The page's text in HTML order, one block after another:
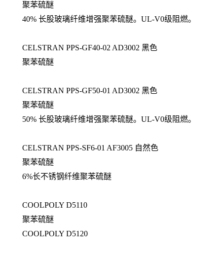
聚苯硫醚
40% 长股玻璃纤维增强聚苯硫醚。UL-V0级阻燃。
CELSTRAN PPS-GF40-02 AD3002 黑色
聚苯硫醚
CELSTRAN PPS-GF50-01 AD3002 黑色
聚苯硫醚
50% 长股玻璃纤维增强聚苯硫醚。UL-V0级阻燃。
CELSTRAN PPS-SF6-01 AF3005 自然色
聚苯硫醚
6%长不锈钢纤维聚苯硫醚
COOLPOLY D5110
聚苯硫醚
COOLPOLY D5120